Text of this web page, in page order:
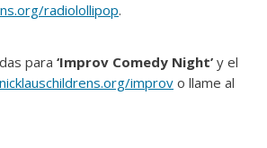
radiolollipop.
para ‘Improv Comedy Night’ y el
improv o llame al